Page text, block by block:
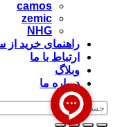
camos
zemic
NHG
راهنمای خرید از
ارتباط با ما
وبلاگ
درباره ما